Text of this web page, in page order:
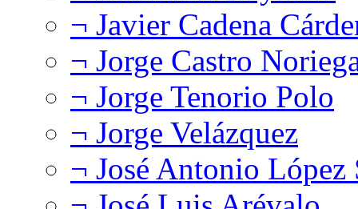
¬ Javier Cadena
¬ Jorge Castro
¬ Jorge Tenorio Polo
¬ Jorge Velázquez
¬ José Antonio López